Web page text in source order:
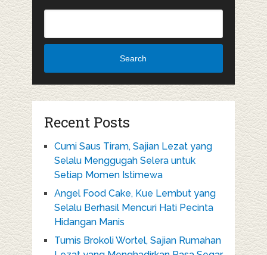
Search
Recent Posts
Cumi Saus Tiram, Sajian Lezat yang
Selalu Menggugah Selera untuk
Setiap Momen Istimewa
Angel Food Cake, Kue Lembut yang
Selalu Berhasil Mencuri Hati Pecinta
Hidangan Manis
Tumis Brokoli Wortel, Sajian Rumahan